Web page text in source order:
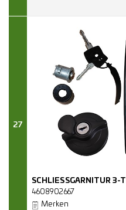
27
SCHLIESSGARNITUR 3-
4608902667
Merken